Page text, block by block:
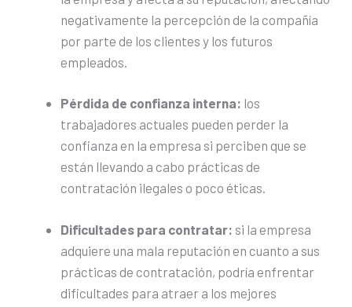
negativamente la percepción de la compañía
por parte de los clientes y los futuros
empleados.
Pérdida de confianza interna: los
trabajadores actuales pueden perder la
confianza en la empresa si perciben que se
están llevando a cabo prácticas de
contratación ilegales o poco éticas.
Dificultades para contratar: si la empresa
adquiere una mala reputación en cuanto a sus
prácticas de contratación, podría enfrentar
dificultades para atraer a los mejores